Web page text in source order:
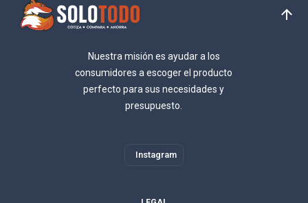
Nuestra misión es ayudar a los
consumidores a escoger el producto
perfecto para sus necesidades y
presupuesto.
Instagram